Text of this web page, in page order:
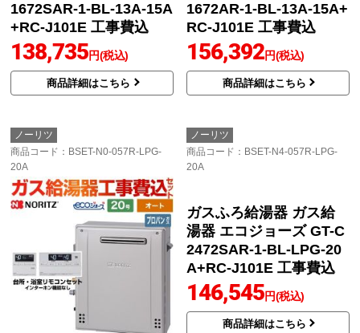
1672SAR-1-BL-13A-15A
+RC-J101E 工事費込
138,735円(税込)
商品詳細はこちら
1672AR-1-BL-13A-15A+
RC-J101E 工事費込
156,392円(税込)
商品詳細はこちら
ノーリツ
商品コード ：BSET-N0-057R-LPG-
20A
ノーリツ
商品コード ：BSET-N4-057R-LPG-
20A